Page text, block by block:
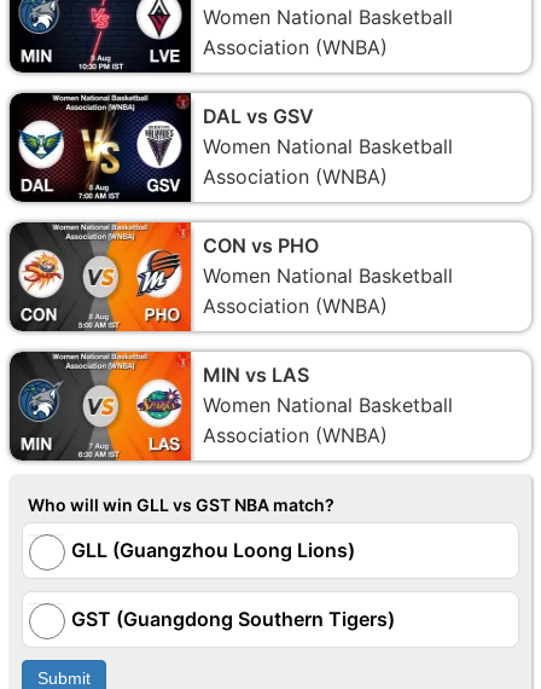
Women National Basketball
Association (WNBA)
DAL vs GSV
Women National Basketball
Association (WNBA)
CON vs PHO
Women National Basketball
Association (WNBA)
MIN vs LAS
Women National Basketball
Association (WNBA)
Who will win GLL vs GST NBA match?
GLL (Guangzhou Loong Lions)
GST (Guangdong Southern Tigers)
Submit